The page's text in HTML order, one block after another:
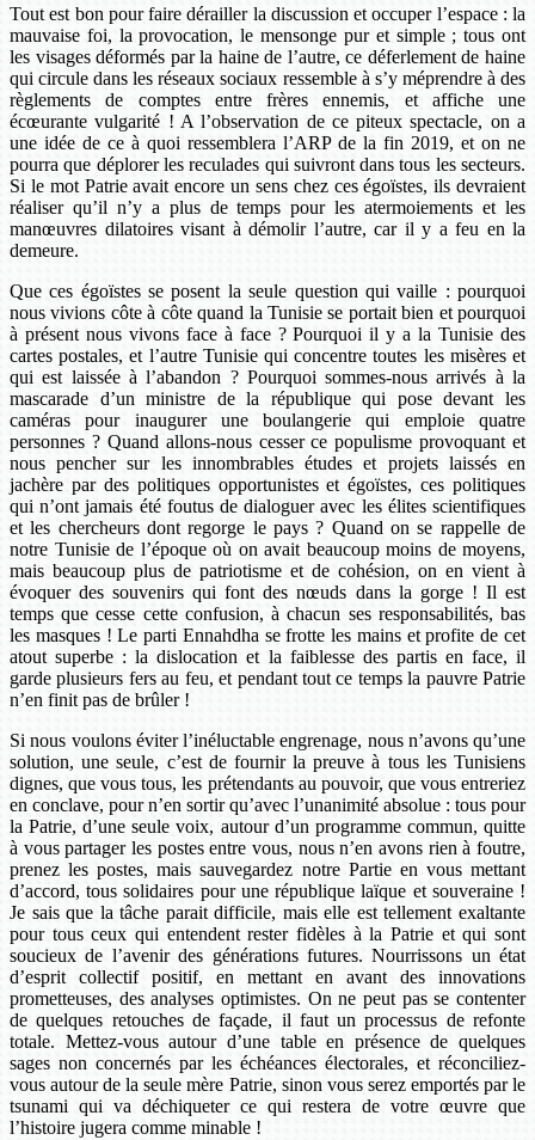
Tout est bon pour faire dérailler la discussion et occuper l’espace : la
mauvaise foi, la provocation, le mensonge pur et simple ; tous ont
les visages déformés par la haine de l’autre, ce déferlement de haine
qui circule dans les réseaux sociaux ressemble à s’y méprendre à des
règlements de comptes entre frères ennemis, et affiche une
écœurante vulgarité ! A l’observation de ce piteux spectacle, on a
une idée de ce à quoi ressemblera l’ARP de la fin 2019, et on ne
pourra que déplorer les reculades qui suivront dans tous les secteurs.
Si le mot Patrie avait encore un sens chez ces égoïstes, ils devraient
réaliser qu’il n’y a plus de temps pour les atermoiements et les
manœuvres dilatoires visant à démolir l’autre, car il y a feu en la
demeure.
Que ces égoïstes se posent la seule question qui vaille : pourquoi
nous vivions côte à côte quand la Tunisie se portait bien et pourquoi
à présent nous vivons face à face ? Pourquoi il y a la Tunisie des
cartes postales, et l’autre Tunisie qui concentre toutes les misères et
qui est laissée à l’abandon ? Pourquoi sommes-nous arrivés à la
mascarade d’un ministre de la république qui pose devant les
caméras pour inaugurer une boulangerie qui emploie quatre
personnes ? Quand allons-nous cesser ce populisme provoquant et
nous pencher sur les innombrables études et projets laissés en
jachère par des politiques opportunistes et égoïstes, ces politiques
qui n’ont jamais été foutus de dialoguer avec les élites scientifiques
et les chercheurs dont regorge le pays ? Quand on se rappelle de
notre Tunisie de l’époque où on avait beaucoup moins de moyens,
mais beaucoup plus de patriotisme et de cohésion, on en vient à
évoquer des souvenirs qui font des nœuds dans la gorge ! Il est
temps que cesse cette confusion, à chacun ses responsabilités, bas
les masques ! Le parti Ennahdha se frotte les mains et profite de cet
atout superbe : la dislocation et la faiblesse des partis en face, il
garde plusieurs fers au feu, et pendant tout ce temps la pauvre Patrie
n’en finit pas de brûler !
Si nous voulons éviter l’inéluctable engrenage, nous n’avons qu’une
solution, une seule, c’est de fournir la preuve à tous les Tunisiens
dignes, que vous tous, les prétendants au pouvoir, que vous entreriez
en conclave, pour n’en sortir qu’avec l’unanimité absolue : tous pour
la Patrie, d’une seule voix, autour d’un programme commun, quitte
à vous partager les postes entre vous, nous n’en avons rien à foutre,
prenez les postes, mais sauvegardez notre Partie en vous mettant
d’accord, tous solidaires pour une république laïque et souveraine !
Je sais que la tâche parait difficile, mais elle est tellement exaltante
pour tous ceux qui entendent rester fidèles à la Patrie et qui sont
soucieux de l’avenir des générations futures. Nourrissons un état
d’esprit collectif positif, en mettant en avant des innovations
prometteuses, des analyses optimistes. On ne peut pas se contenter
de quelques retouches de façade, il faut un processus de refonte
totale. Mettez-vous autour d’une table en présence de quelques
sages non concernés par les échéances électorales, et réconciliez-
vous autour de la seule mère Patrie, sinon vous serez emportés par le
tsunami qui va déchiqueter ce qui restera de votre œuvre que
l’histoire jugera comme minable !